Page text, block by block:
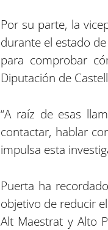
Por su parte, la
durante el estado
para comprobar
Diputación de
“A raíz de esas
contactar, hablar
impulsa esta
Puerta ha
objetivo de reducir
Alt Maestrat y Alto